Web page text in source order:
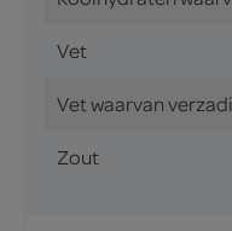
Vet
Vet waarvan
Zout